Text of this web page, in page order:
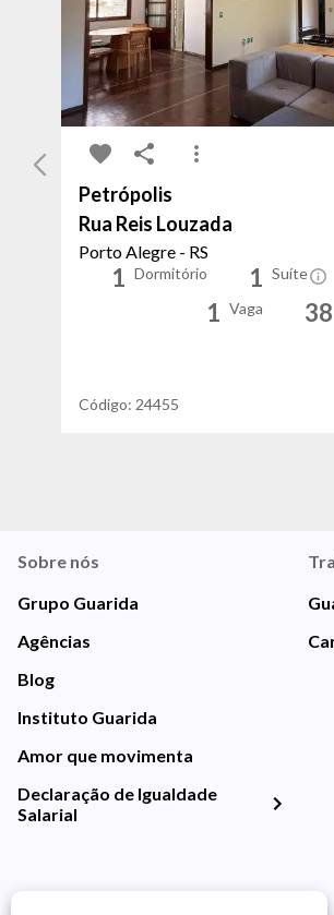
Petrópolis
Rua Reis Louzada
Porto Alegre - RS
1 Dormitório 1 Suíte
1 Vaga 38
Código: 24455
Sobre nós
Grupo Guarida
Agências
Blog
Instituto Guarida
Amor que movimenta
Declaração de Igualdade
Salarial